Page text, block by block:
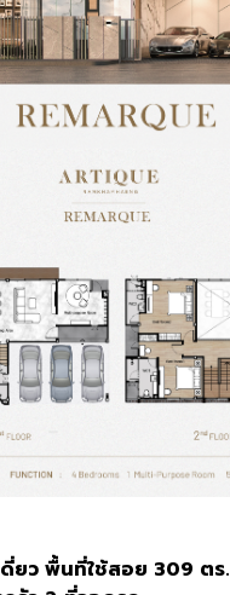
ดี่ยว พื้นที่ใช้สอย 309 ต